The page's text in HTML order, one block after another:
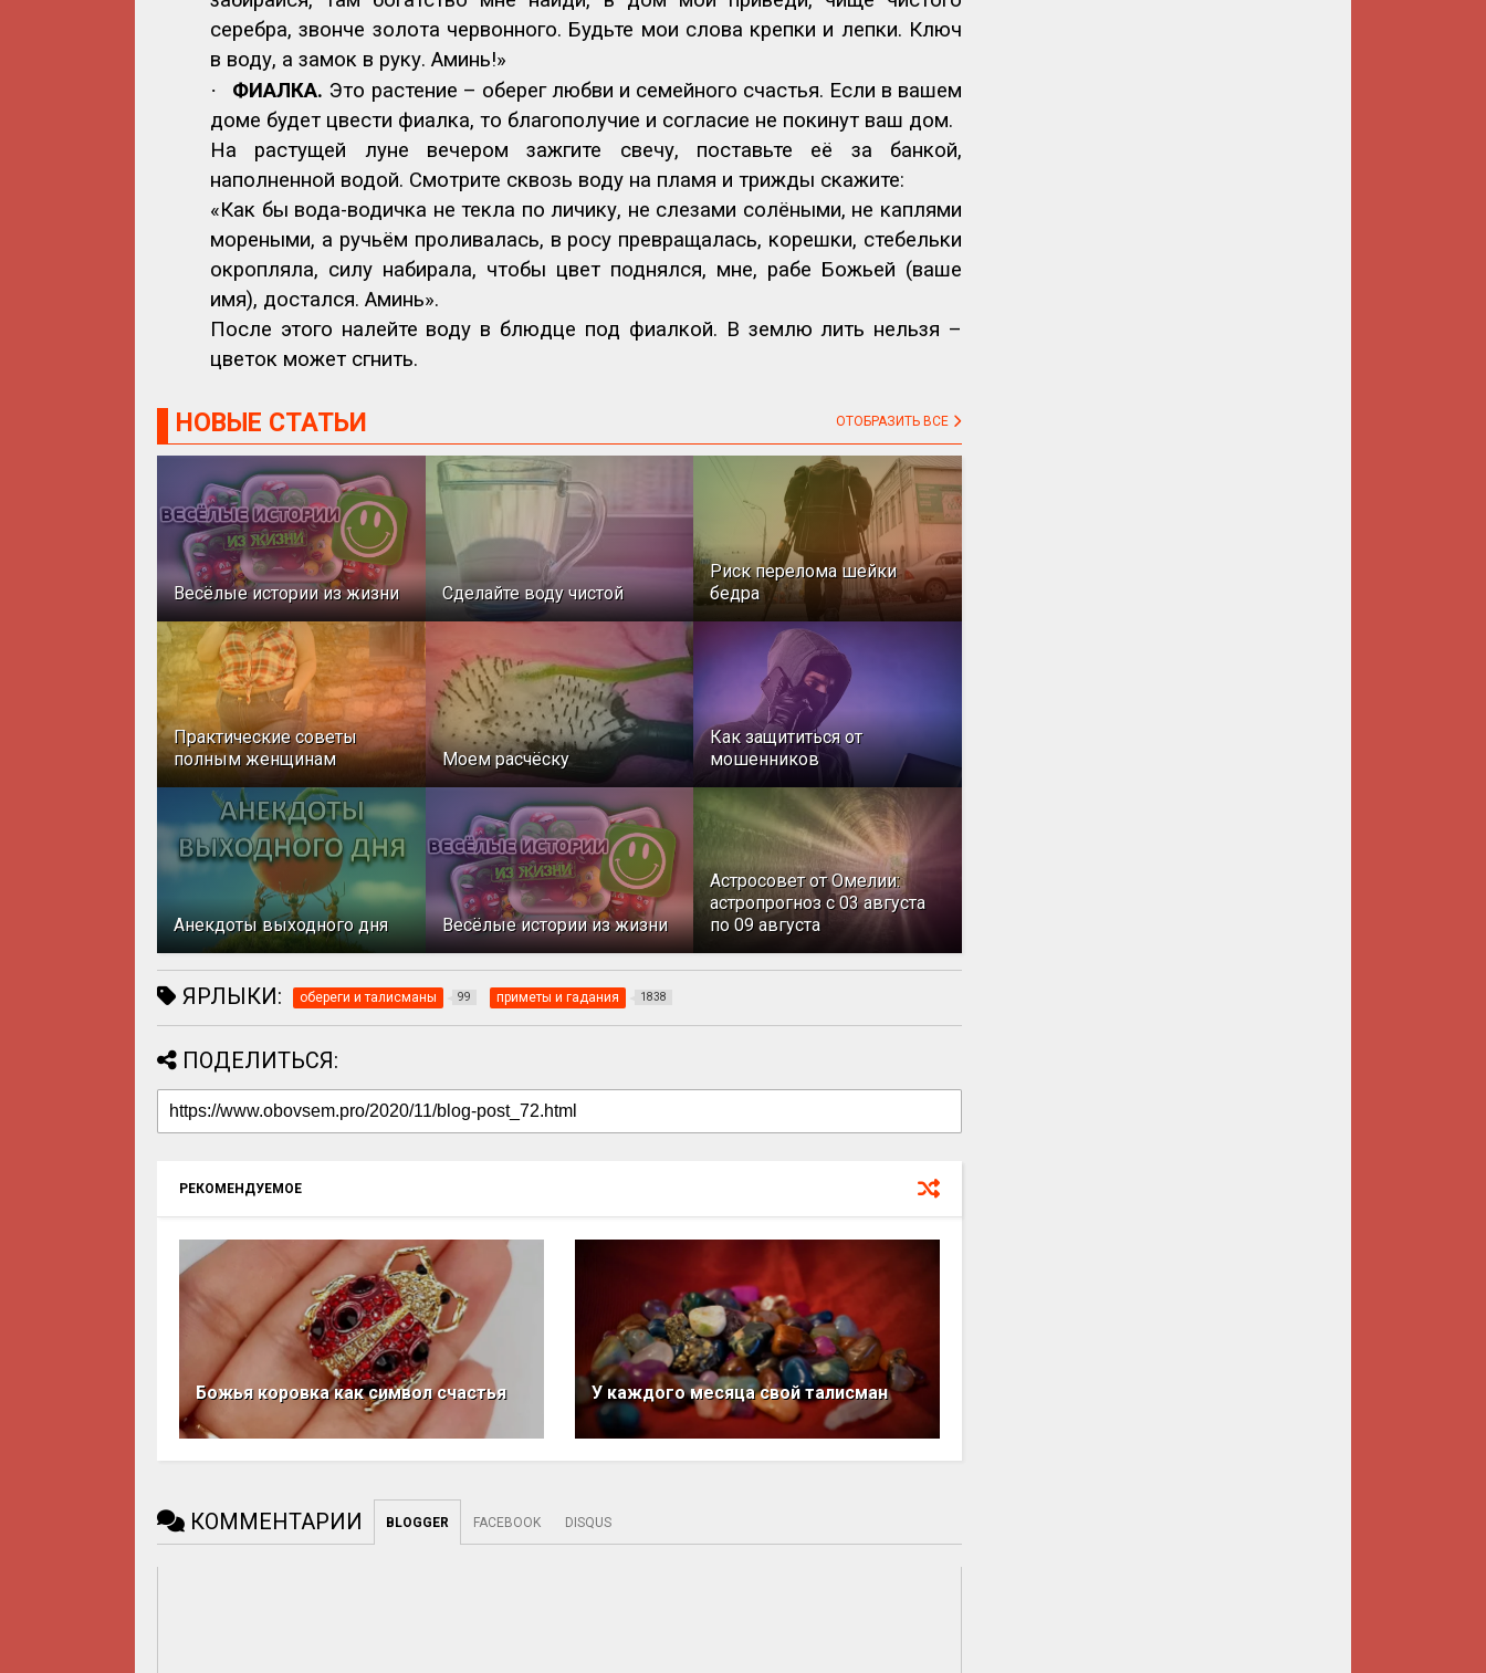
серебра, звонче золота червонного. Будьте мои слова крепки и лепки. Ключ
в воду, а замок в руку. Аминь!»
· ФИАЛКА. Это растение – оберег любви и семейного счастья. Если в вашем
доме будет цвести фиалка, то благополучие и согласие не покинут ваш дом.
На растущей луне вечером зажгите свечу, поставьте её за банкой,
наполненной водой. Смотрите сквозь воду на пламя и трижды скажите:
«Как бы вода-водичка не текла по личику, не слезами солёными, не каплями
мореными, а ручьём проливалась, в росу превращалась, корешки, стебельки
окропляла, силу набирала, чтобы цвет поднялся, мне, рабе Божьей (ваше
имя), достался. Аминь».
После этого налейте воду в блюдце под фиалкой. В землю лить нельзя –
цветок может сгнить.
НОВЫЕ СТАТЬИ ОТОБРАЗИТЬ ВСЕ
Весёлые истории из жизни Сделайте воду чистой
Риск перелома шейки
бедра
Практические советы
полным женщинам
Моем расчёску
Как защититься от
мошенников
Анекдоты выходного дня Весёлые истории из жизни
Астросовет от Омелии:
астропрогноз с 03 августа
по 09 августа
ЯРЛЫКИ: обереги и талисманы 99 приметы и гадания 1838
ПОДЕЛИТЬСЯ:
РЕКОМЕНДУЕМОЕ
Божья коровка как символ счастья У каждого месяца свой талисман
КОММЕНТАРИИ BLOGGER FACEBOOK DISQUS